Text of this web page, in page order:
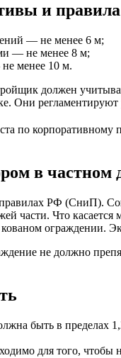
и правила
— не менее 6 м;
— не менее 8 м;
менее 10 м.
должен
по корпоративному
в частном
РФ (СниП).
Что
ограждении.
не должно
быть в пределах
для того, чтобы